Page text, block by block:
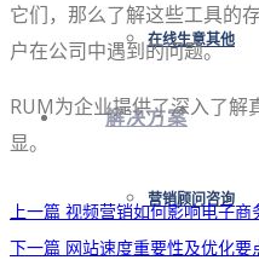
在线生意其他
解决方案
营销顾问咨询
它们，那么了解这些工具的
户在公司中遇到的问题。
RUM为企业提供了深入了解
显。
上一篇 视频营销如何影响电子商
下一篇 网站速度重要性及优化要